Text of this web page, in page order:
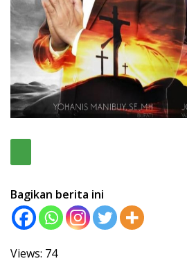
Bagikan berita ini
Views: 74